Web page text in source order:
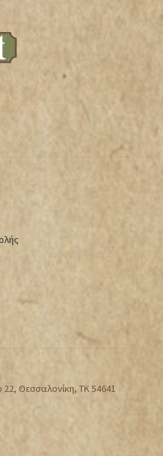
Θεσσαλονίκη, ΤΚ 54641